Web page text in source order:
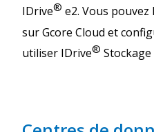
IDrive® e2. Vous
sur Gcore Cloud et
utiliser IDrive® Stockage